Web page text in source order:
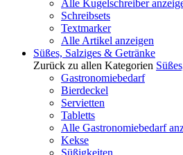
Alle Kugelschreiber
Schreibsets
Textmarker
Alle Artikel anzeigen
Süßes, Salziges & Getränke
Zurück zu allen Kategorien
Gastronomiebedarf
Bierdeckel
Servietten
Tabletts
Alle Gastronomiebedarf
Kekse
Süßigkeiten